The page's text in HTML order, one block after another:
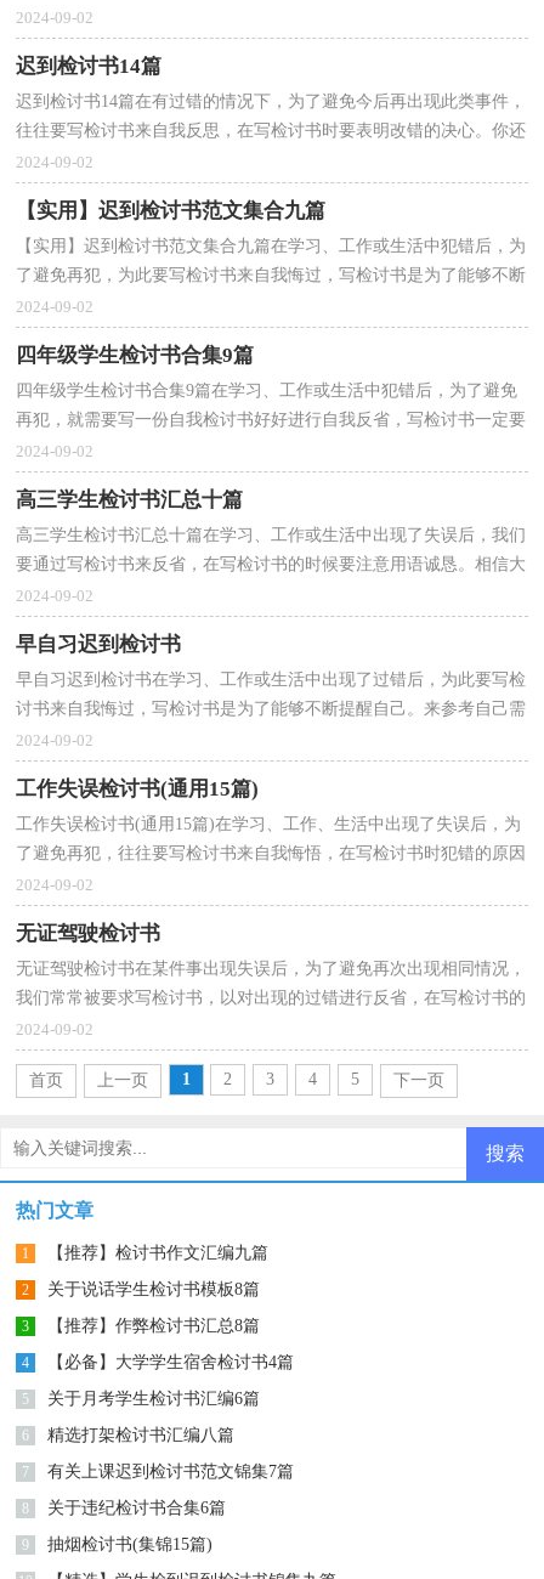
改错的决心去写检讨书。你还在对写检讨书感到一筹莫...
2024-09-02
迟到检讨书14篇
迟到检讨书14篇在有过错的情况下，为了避免今后再出现此类事件，
往往要写检讨书来自我反思，在写检讨书时要表明改错的决心。你还
在为写检讨书而苦恼吗？以下是小编整理的迟到检讨书...
2024-09-02
【实用】迟到检讨书范文集合九篇
【实用】迟到检讨书范文集合九篇在学习、工作或生活中犯错后，为
了避免再犯，为此要写检讨书来自我悔过，写检讨书是为了能够不断
提醒自己。怎样写检讨书才能做到语言准确呢？下面是...
2024-09-02
四年级学生检讨书合集9篇
四年级学生检讨书合集9篇在学习、工作或生活中犯错后，为了避免
再犯，就需要写一份自我检讨书好好进行自我反省，写检讨书一定要
态度要诚恳、端正。来参考自己需要的检讨书吧！下面...
2024-09-02
高三学生检讨书汇总十篇
高三学生检讨书汇总十篇在学习、工作或生活中出现了失误后，我们
要通过写检讨书来反省，在写检讨书的时候要注意用语诚恳。相信大
家又在为写检讨书犯愁了吧！以下是小编为大家整理...
2024-09-02
早自习迟到检讨书
早自习迟到检讨书在学习、工作或生活中出现了过错后，为此要写检
讨书来自我悔过，写检讨书是为了能够不断提醒自己。来参考自己需
要的检讨书吧！以下是小编整理的早自习迟到检讨书...
2024-09-02
工作失误检讨书(通用15篇)
工作失误检讨书(通用15篇)在学习、工作、生活中出现了失误后，为
了避免再犯，往往要写检讨书来自我悔悟，在写检讨书时犯错的原因
要描述清楚。检讨书的注意事项有许多，你确定会写吗...
2024-09-02
无证驾驶检讨书
无证驾驶检讨书在某件事出现失误后，为了避免再次出现相同情况，
我们常常被要求写检讨书，以对出现的过错进行反省，在写检讨书的
时候要注意态度要诚恳、端正。那么对应的检讨书到底...
2024-09-02
首页 上一页 1 2 3 4 5
下一页
热门文章
1 【推荐】检讨书作文汇编九篇
2 关于说话学生检讨书模板8篇
3 【推荐】作弊检讨书汇总8篇
4 【必备】大学学生宿舍检讨书4篇
5 关于月考学生检讨书汇编6篇
6 精选打架检讨书汇编八篇
7 有关上课迟到检讨书范文锦集7篇
8 关于违纪检讨书合集6篇
9 抽烟检讨书(集锦15篇)